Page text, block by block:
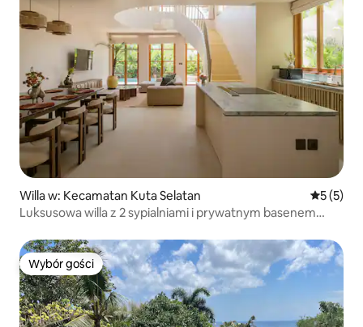
Willa w: Kecamatan Kuta Selatan Średnia
5 (5)
Luksusowa willa z 2 sypialniami i prywatnym basenem
Wybór gości
Wybór gości